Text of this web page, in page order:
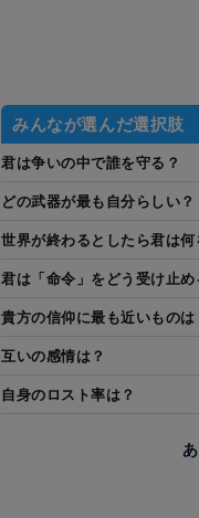
みんなが選んだ選択肢
君は争いの中で誰を守る？
どの武器が最も自分らしい？
世界が終わるとしたら君は何
君は「命令」をどう受け止め
貴方の信仰に最も近いものは
互いの感情は？
自身のロスト率は？